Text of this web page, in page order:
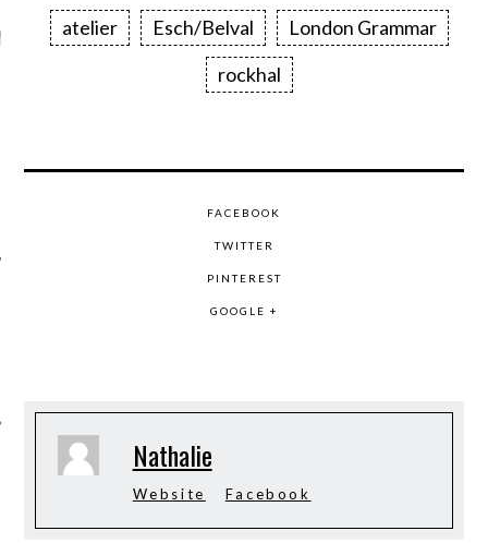
KARMA –
ANNIVERSAIRE
atelier Esch/Belval
London Grammar
rockhal
FACEBOOK
TWITTER
PINTEREST
GOOGLE +
Nathalie
Website Facebook